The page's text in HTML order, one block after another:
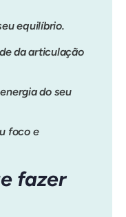
equilíbrio.
da articulação
do seu
foco e
fazer